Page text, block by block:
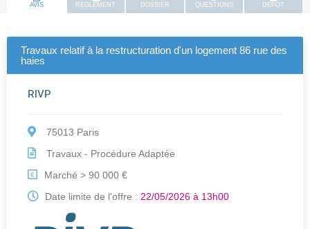
AVIS REGLEMENT DOSSIER QUESTIONS DEPOT
Travaux relatif à la restructuration d'un logement 86 rue des
haies
RIVP
75013 Paris
Travaux - Procédure Adaptée
€
Marché > 90 000 €
Date limite de l'offre : 22/05/2026 à 13h00